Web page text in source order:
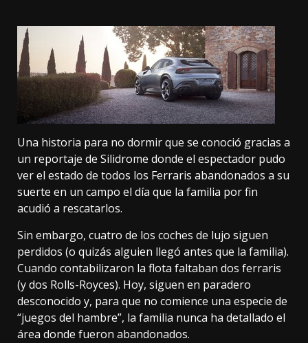
Una historia para no dormir que se conoció gracias a
un reportaje de Silidrome donde el espectador pudo
ver el estado de todos los Ferraris abandonados a su
suerte en un campo el día que la familia por fin
acudió a rescatarlos.
Sin embargo, cuatro de los coches de lujo siguen
perdidos (o quizás alguien llegó antes que la familia).
Cuando contabilizaron la flota faltaban dos ferraris
(y dos Rolls-Royces). Hoy, siguen en paradero
desconocido y, para que no comience una especie de
“juegos del hambre”, la familia nunca ha detallado el
área donde fueron abandonados.